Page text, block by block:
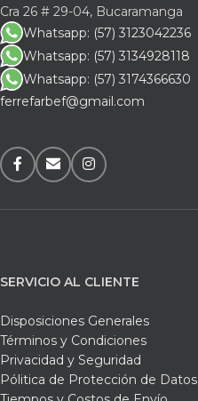
Cra 26 # 29-04, Bucaramanga
Whatsapp: (57) 3123042236
Whatsapp: (57) 3134928118
Whatsapp: (57) 3174366630
ferrefarbef@gmail.com
SERVICIO AL CLIENTE
Disposiciones Generales
Términos y Condiciones
Privacidad y Seguridad
Pólitica de Protección de Datos